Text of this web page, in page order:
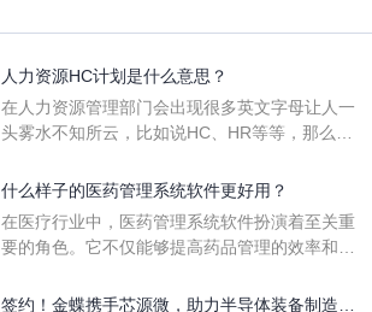
人力资源HC计划是什么意思？
在人力资源管理部门会出现很多英文字母让人一
头雾水不知所云，比如说HC、HR等等，那么它
么呢？
什么样子的医药管理系统软件更好用？
在医疗行业中，医药管理系统软件扮演着至关重
要的角色。它不仅能够提高药品管理的效率和准
一个好用的医药管理系统软件应具备以下特点。
签约！金蝶携手芯源微，助力半导体装备制造领